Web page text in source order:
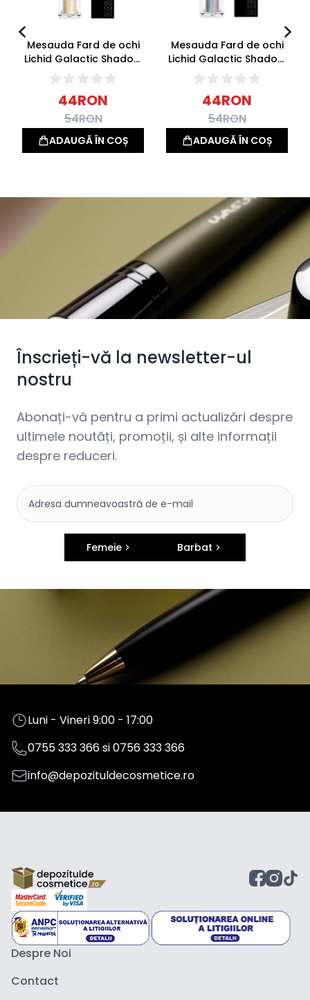
Mesauda Fard de ochi
Lichid Galactic Shadow
101 Atmosphere 4.5ml
44RON
54RON
ADAUGĂ ÎN COȘ
Mesauda Fard de ochi
Lichid Galactic Shadow
102 Nebula 4.5ml
44RON
54RON
ADAUGĂ ÎN COȘ
Înscrieți-vă la newsletter-ul
nostru
Abonați-vă pentru a primi actualizări despre
ultimele noutăți, promoții, și alte informații
despre reduceri.
Femeie Barbat
Luni - Vineri 9:00 - 17:00
0755 333 366si0756 333 366
info@depozituldecosmetice.ro
Despre Noi
Contact